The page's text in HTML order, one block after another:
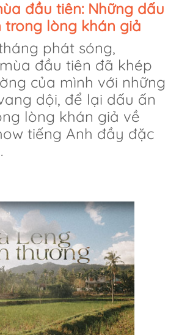
đầu tiên: Những dấu
trong lòng khán giả
phát sóng,
mùa đầu tiên đã khép
của mình với những
dội, để lại dấu ấn
lòng khán giả về
tiếng Anh đầy đặc